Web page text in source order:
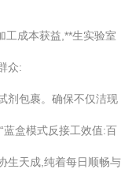
工成本获益,**生实验室
众:
剂包裹。确保不仅洁现
蓝盒模式反接工效值:百
生天成,纯着每日顺畅与